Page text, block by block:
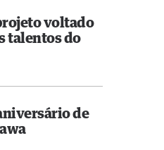
voltado
talentos do
de